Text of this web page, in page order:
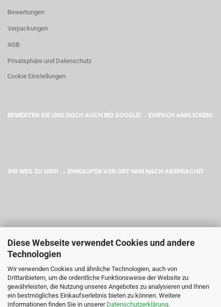
Diese Webseite verwendet Cookies und andere
Technologien
Wir verwenden Cookies und ähnliche Technologien, auch von
Drittanbietern, um die ordentliche Funktionsweise der Website zu
gewährleisten, die Nutzung unseres Angebotes zu analysieren und Ihnen
ein bestmögliches Einkaufserlebnis bieten zu können. Weitere
Informationen finden Sie in unserer Datenschutzerklärung.
Bewertungen
Verpackungen
AGB
Privatsphäre und Datenschutz
Cookie Einstellungen
BEWERTEN SIE UNS DOCH AUCH BEI GOOGLE! .. EINFACH ANKLICKEN!
IHR WEG ZU UNS! ... EINKAUFEN VOR ORT NUR NACH ABSPRACHE!